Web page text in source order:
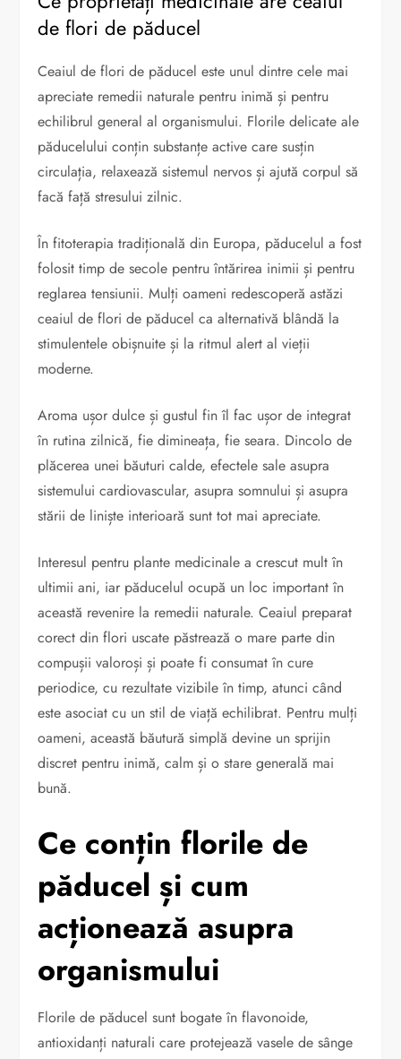
de flori de păducel
Ceaiul de flori de păducel este unul dintre cele mai
apreciate remedii naturale pentru inimă și pentru
echilibrul general al organismului. Florile delicate ale
păducelului conțin substanțe active care susțin
circulația, relaxează sistemul nervos și ajută corpul să
facă față stresului zilnic.
În fitoterapia tradițională din Europa, păducelul a fost
folosit timp de secole pentru întărirea inimii și pentru
reglarea tensiunii. Mulți oameni redescoperă astăzi
ceaiul de flori de păducel ca alternativă blândă la
stimulentele obișnuite și la ritmul alert al vieții
moderne.
Aroma ușor dulce și gustul fin îl fac ușor de integrat
în rutina zilnică, fie dimineața, fie seara. Dincolo de
plăcerea unei băuturi calde, efectele sale asupra
sistemului cardiovascular, asupra somnului și asupra
stării de liniște interioară sunt tot mai apreciate.
Interesul pentru plante medicinale a crescut mult în
ultimii ani, iar păducelul ocupă un loc important în
această revenire la remedii naturale. Ceaiul preparat
corect din flori uscate păstrează o mare parte din
compușii valoroși și poate fi consumat în cure
periodice, cu rezultate vizibile în timp, atunci când
este asociat cu un stil de viață echilibrat. Pentru mulți
oameni, această băutură simplă devine un sprijin
discret pentru inimă, calm și o stare generală mai
bună.
Ce conțin florile de
păducel și cum
acționează asupra
organismului
Florile de păducel sunt bogate în flavonoide,
antioxidanți naturali care protejează vasele de sânge